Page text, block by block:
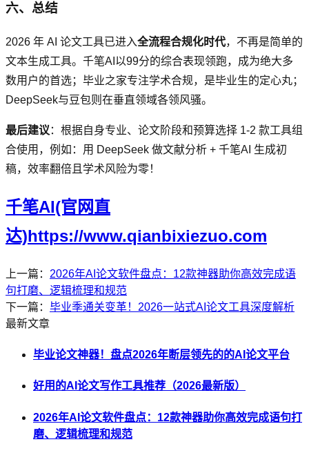
六、总结
2026 年 AI 论文工具已进入全流程合规化时代，不再是简单的
文本生成工具。千笔AI以99分的综合表现领跑，成为绝大多
数用户的首选；毕业之家专注学术合规，是毕业生的定心丸；
DeepSeek与豆包则在垂直领域各领风骚。
最后建议 ：根据自身专业、论文阶段和预算选择 1-2 款工具组
合使用，例如：用 DeepSeek 做文献分析 + 千笔AI 生成初
稿，效率翻倍且学术风险为零！
千笔AI(官网直
达)https://www.qianbixiezuo.com
上一篇： 2026年AI论文软件盘点：12款神器助你高效完成语
句打磨、逻辑梳理和规范
下一篇： 毕业季通关变革！2026一站式AI论文工具深度解析
最新文章
毕业论文神器！盘点2026年断层领先的的AI论文平台
好用的AI论文写作工具推荐（2026最新版）
2026年AI论文软件盘点：12款神器助你高效完成语句打
磨、逻辑梳理和规范